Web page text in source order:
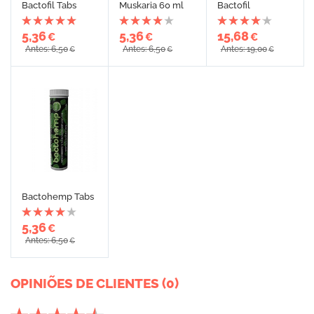
Bactofil Tabs
5,36€
Antes: 6,50€
Muskaria 60 ml
5,36€
Antes: 6,50€
Bactofil
15,68€
Antes: 19,00€
Bactohemp Tabs
5,36€
Antes: 6,50€
OPINIÕES DE CLIENTES (0)